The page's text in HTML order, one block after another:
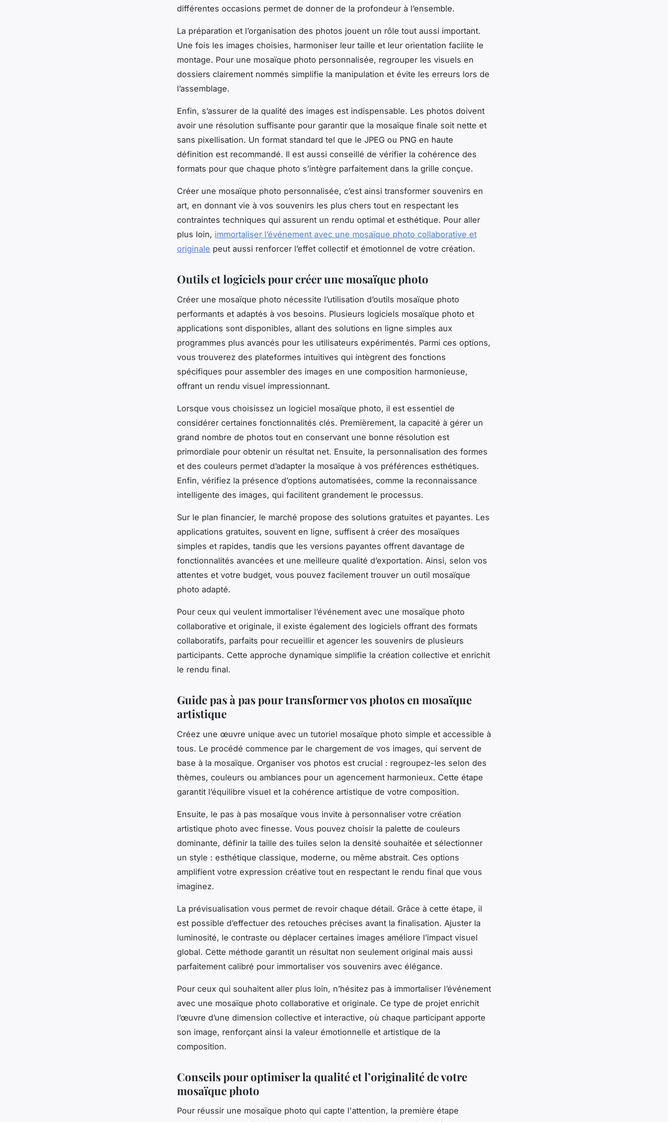
différentes occasions permet de donner de la profondeur à l’ensemble.
La préparation et l’organisation des photos jouent un rôle tout aussi important.
Une fois les images choisies, harmoniser leur taille et leur orientation facilite le
montage. Pour une mosaïque photo personnalisée, regrouper les visuels en
dossiers clairement nommés simplifie la manipulation et évite les erreurs lors de
l’assemblage.
Enfin, s’assurer de la qualité des images est indispensable. Les photos doivent
avoir une résolution suffisante pour garantir que la mosaïque finale soit nette et
sans pixellisation. Un format standard tel que le JPEG ou PNG en haute
définition est recommandé. Il est aussi conseillé de vérifier la cohérence des
formats pour que chaque photo s’intègre parfaitement dans la grille conçue.
Créer une mosaïque photo personnalisée, c’est ainsi transformer souvenirs en
art, en donnant vie à vos souvenirs les plus chers tout en respectant les
contraintes techniques qui assurent un rendu optimal et esthétique. Pour aller
plus loin, immortaliser l’événement avec une mosaïque photo collaborative et
originale peut aussi renforcer l’effet collectif et émotionnel de votre création.
Outils et logiciels pour créer une mosaïque photo
Créer une mosaïque photo nécessite l’utilisation d’outils mosaïque photo
performants et adaptés à vos besoins. Plusieurs logiciels mosaïque photo et
applications sont disponibles, allant des solutions en ligne simples aux
programmes plus avancés pour les utilisateurs expérimentés. Parmi ces options,
vous trouverez des plateformes intuitives qui intègrent des fonctions
spécifiques pour assembler des images en une composition harmonieuse,
offrant un rendu visuel impressionnant.
Lorsque vous choisissez un logiciel mosaïque photo, il est essentiel de
considérer certaines fonctionnalités clés. Premièrement, la capacité à gérer un
grand nombre de photos tout en conservant une bonne résolution est
primordiale pour obtenir un résultat net. Ensuite, la personnalisation des formes
et des couleurs permet d’adapter la mosaïque à vos préférences esthétiques.
Enfin, vérifiez la présence d’options automatisées, comme la reconnaissance
intelligente des images, qui facilitent grandement le processus.
Sur le plan financier, le marché propose des solutions gratuites et payantes. Les
applications gratuites, souvent en ligne, suffisent à créer des mosaïques
simples et rapides, tandis que les versions payantes offrent davantage de
fonctionnalités avancées et une meilleure qualité d’exportation. Ainsi, selon vos
attentes et votre budget, vous pouvez facilement trouver un outil mosaïque
photo adapté.
Pour ceux qui veulent immortaliser l’événement avec une mosaïque photo
collaborative et originale, il existe également des logiciels offrant des formats
collaboratifs, parfaits pour recueillir et agencer les souvenirs de plusieurs
participants. Cette approche dynamique simplifie la création collective et enrichit
le rendu final.
Guide pas à pas pour transformer vos photos en mosaïque
artistique
Créez une œuvre unique avec un tutoriel mosaïque photo simple et accessible à
tous. Le procédé commence par le chargement de vos images, qui servent de
base à la mosaïque. Organiser vos photos est crucial : regroupez-les selon des
thèmes, couleurs ou ambiances pour un agencement harmonieux. Cette étape
garantit l’équilibre visuel et la cohérence artistique de votre composition.
Ensuite, le pas à pas mosaïque vous invite à personnaliser votre création
artistique photo avec finesse. Vous pouvez choisir la palette de couleurs
dominante, définir la taille des tuiles selon la densité souhaitée et sélectionner
un style : esthétique classique, moderne, ou même abstrait. Ces options
amplifient votre expression créative tout en respectant le rendu final que vous
imaginez.
La prévisualisation vous permet de revoir chaque détail. Grâce à cette étape, il
est possible d’effectuer des retouches précises avant la finalisation. Ajuster la
luminosité, le contraste ou déplacer certaines images améliore l’impact visuel
global. Cette méthode garantit un résultat non seulement original mais aussi
parfaitement calibré pour immortaliser vos souvenirs avec élégance.
Pour ceux qui souhaitent aller plus loin, n’hésitez pas à immortaliser l’événement
avec une mosaïque photo collaborative et originale. Ce type de projet enrichit
l’œuvre d’une dimension collective et interactive, où chaque participant apporte
son image, renforçant ainsi la valeur émotionnelle et artistique de la
composition.
Conseils pour optimiser la qualité et l’originalité de votre
mosaïque photo
Pour réussir une mosaïque photo qui capte l'attention, la première étape